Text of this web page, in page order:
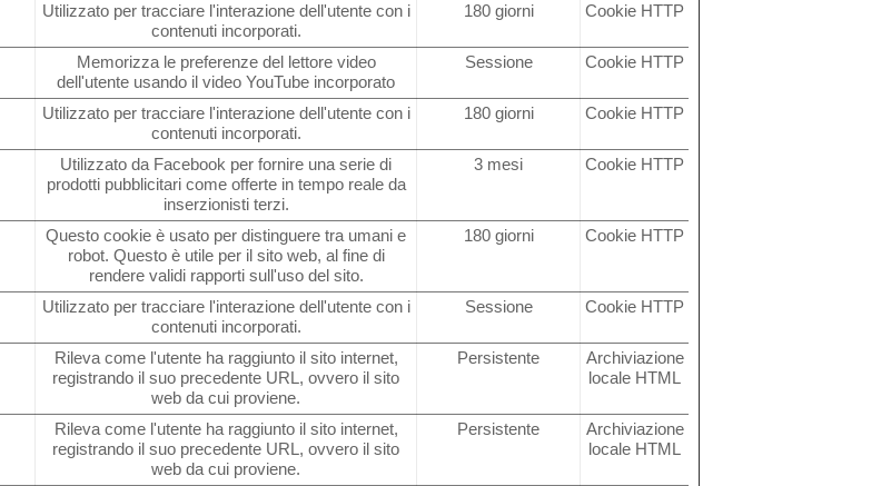
Utilizzato per tracciare l'interazione dell'utente con i
contenuti incorporati.
180 giorni Cookie HTTP
Memorizza le preferenze del lettore video
dell'utente usando il video YouTube incorporato
Sessione Cookie HTTP
Utilizzato per tracciare l'interazione dell'utente con i
contenuti incorporati.
180 giorni Cookie HTTP
Utilizzato da Facebook per fornire una serie di
prodotti pubblicitari come offerte in tempo reale da
inserzionisti terzi.
3 mesi Cookie HTTP
Questo cookie è usato per distinguere tra umani e
robot. Questo è utile per il sito web, al fine di
rendere validi rapporti sull'uso del sito.
180 giorni Cookie HTTP
Utilizzato per tracciare l'interazione dell'utente con i
contenuti incorporati.
Sessione Cookie HTTP
Rileva come l'utente ha raggiunto il sito internet,
registrando il suo precedente URL, ovvero il sito
web da cui proviene.
Persistente
Archiviazione
locale HTML
Rileva come l'utente ha raggiunto il sito internet,
registrando il suo precedente URL, ovvero il sito
web da cui proviene.
Persistente
Archiviazione
locale HTML